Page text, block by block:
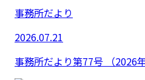
事務所だより
2026.07.21
事務所だより第77号 （2026年